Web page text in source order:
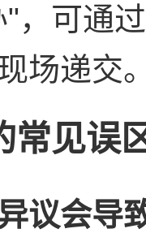
，可通
场递交
常见误
议会导